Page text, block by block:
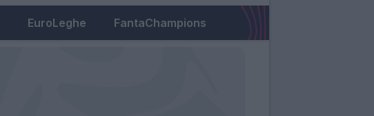
EuroLeghe FantaChampions